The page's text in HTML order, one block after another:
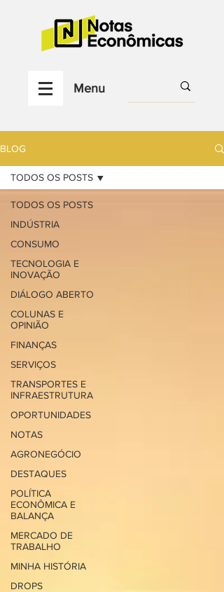
Menu
BLOG
TODOS OS POSTS
INDÚSTRIA
CONSUMO
TECNOLOGIA E
INOVAÇÃO
DIÁLOGO ABERTO
COLUNAS E
OPINIÃO
FINANÇAS
SERVIÇOS
TRANSPORTES E
INFRAESTRUTURA
OPORTUNIDADES
NOTAS
AGRONEGÓCIO
DESTAQUES
POLÍTICA
ECONÔMICA E
BALANÇA
MERCADO DE
TRABALHO
MINHA HISTÓRIA
DROPS
TODOS OS POSTS